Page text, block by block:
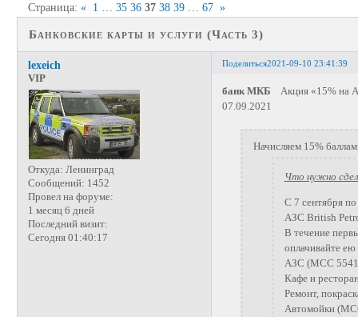
Банковские карты и услуги (Часть 3)
Страница:« 1 35 36 37 38 39 67 »
Поделиться2021-09-10 23:41:39
lexeich
VIP
Откуда: Ленинград
Сообщений: 1452
Провел на форуме:
1 месяц 6 дней
Последний визит:
Сегодня 01:40:17
банк МКБ
Акция «15% на
07.09.2021
Начисляем 15%
Что нужно
С 7 сентября
АЗС British
В течение
оплачивайте
АЗС (MCC
Кафе и
Ремонт,
Автомойки